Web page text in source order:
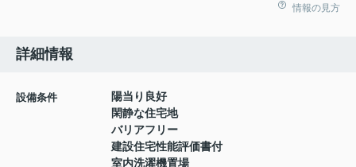
情報の見方
詳細情報
設備条件
陽当り良好
閑静な住宅地
バリアフリー
建設住宅性能評価書付
室内洗濯機置場